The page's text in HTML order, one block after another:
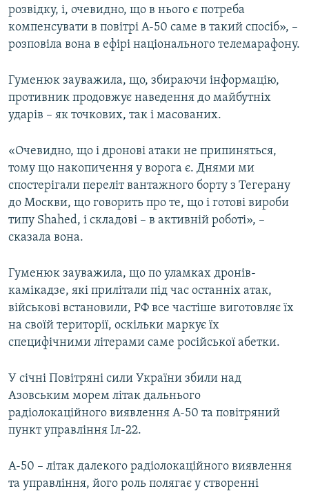
розвідку, і, очевидно, що в нього є потреба
компенсувати в повітрі А-50 саме в такий спосіб», –
розповіла вона в ефірі національного телемарафону.
Гуменюк зауважила, що, збираючи інформацію,
противник продовжує наведення до майбутніх
ударів – як точкових, так і масованих.
«Очевидно, що і дронові атаки не припиняться,
тому що накопичення у ворога є. Днями ми
спостерігали переліт вантажного борту з Тегерану
до Москви, що говорить про те, що і готові вироби
типу Shahed, і складові – в активній роботі», –
сказала вона.
Гуменюк зауважила, що по уламках дронів-
камікадзе, які прилітали під час останніх атак,
військові встановили, РФ все частіше виготовляє їх
на своїй території, оскільки маркує їх
специфічними літерами саме російської абетки.
У січні Повітряні сили України збили над
Азовським морем літак дальнього
радіолокаційного виявлення А-50 та повітряний
пункт управління Іл-22.
A-50 – літак далекого радіолокаційного виявлення
та управління, його роль полягає у створенні